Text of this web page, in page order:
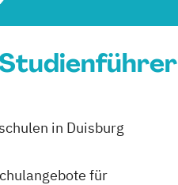
in Duisburg
für